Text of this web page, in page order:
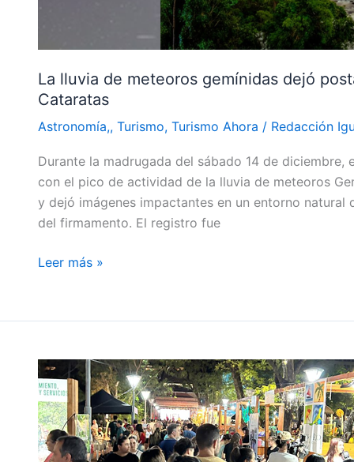
La lluvia de meteoros gemínidas dejó
Cataratas
Astronomía,, Turismo, Turismo Ahora / Redacción
Durante la madrugada del sábado 14 de
con el pico de actividad de la lluvia de meteoros
y dejó imágenes impactantes en un entorno
del firmamento. El registro fue
cielo
Cataratas
Leer más »
Iguazú
presente
en
la
Feria